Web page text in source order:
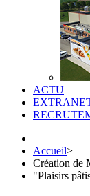
ACTU
Accueil>
Création de
"Plaisirs